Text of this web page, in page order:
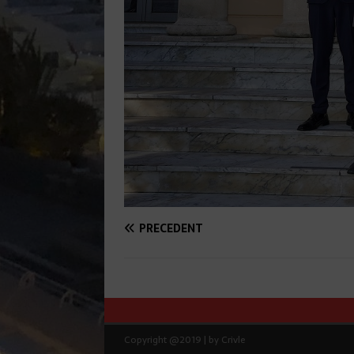
PRÉCÉDENT
Copyright @2019 | by Crivle